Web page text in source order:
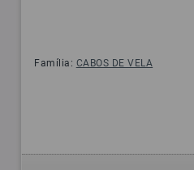
Família: CABOS DE VELA